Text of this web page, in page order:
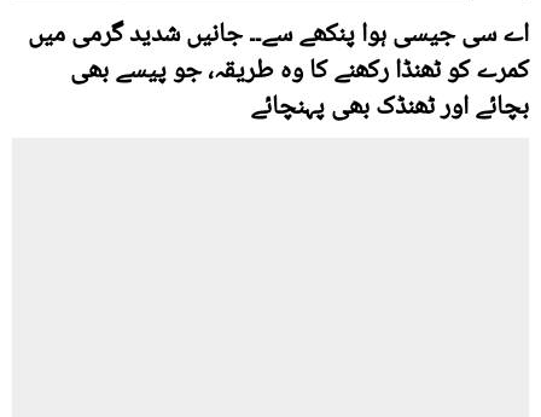
اے سی جیسی ہوا پنکھے سے۔۔ جانیں شدید گرمی میں
کمرے کو ٹھنڈا رکھنے کا وہ طریقہ، جو پیسے بھی
بچائے اور ٹھنڈک بھی پہنچائے